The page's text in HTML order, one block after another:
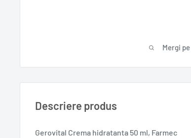
Mergi
Descriere produs
Gerovital Crema hidratanta 50 ml, Farmec